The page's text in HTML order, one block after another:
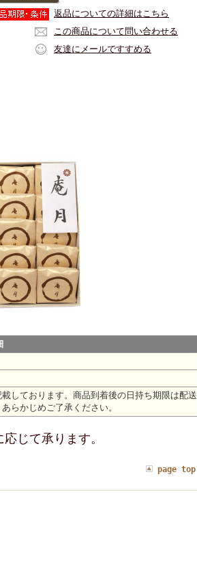
返品についての詳細はこちら
この商品について問い合わせる
友達にメールですすめる
しております。商品到着後の日持ち期限は配送
らかじめご了承ください。
じて承ります。
page top